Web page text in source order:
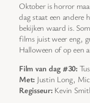
Oktober is horror
dag staat een
bekijken waard is.
films juist weer eng,
Halloween of op een
Film van dag #30:
Met: Justin Long,
Regisseur:Kevin